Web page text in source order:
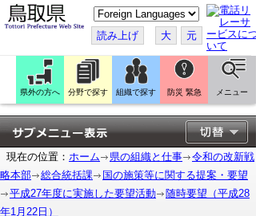
こ
の
ペ
ー
ジ
翻
訳
す
る
読み上げ 大 元
県外の方へ 分野で探す 組織で探す 防災 緊急 メニュー
現在の位置： ホーム 県の組織と仕事
令和の改新戦
略本部
総合統括課
国の施策等に関する提案・要望
平成27年度に実施した要望活動
随時要望（平成28
年1月22日）